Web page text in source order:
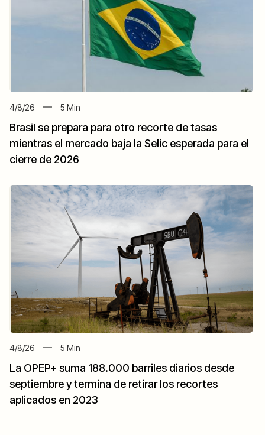
4/8/26 5 Min
Brasil se prepara para otro recorte de tasas
mientras el mercado baja la Selic esperada para el
cierre de 2026
4/8/26 5 Min
La OPEP+ suma 188.000 barriles diarios desde
septiembre y termina de retirar los recortes
aplicados en 2023